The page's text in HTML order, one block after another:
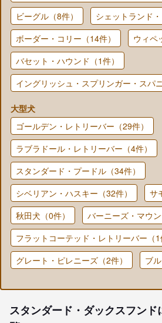
ビーグル（8件）
シェットランド
ボーダー・コリー（14件）
ウィペ
バセット・ハウンド（1件）
イングリッシュ・スプリンガー・スパ
大型犬
ゴールデン・レトリーバー（29件）
ラブラドール・レトリーバー（4件）
スタンダード・プードル（34件）
シベリアン・ハスキー（32件）
サ
秋田犬（0件）
バーニーズ・マウ
フラットコーテッド・レトリーバー（1
グレート・ピレニーズ（2件）
ブ
スタンダード・ダックスフン